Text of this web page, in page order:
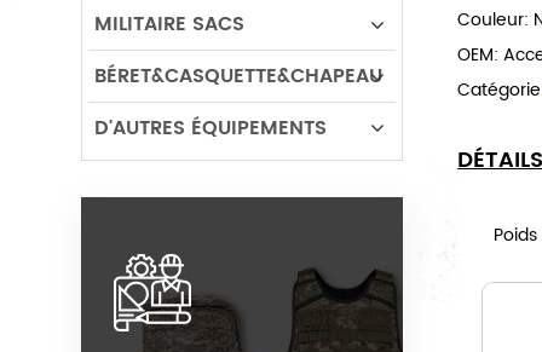
Couleur:
OEM:
MILITAIRE SACS
BÉRET&CASQUETTE&CHAPEAU
D'AUTRES ÉQUIPEMENTS